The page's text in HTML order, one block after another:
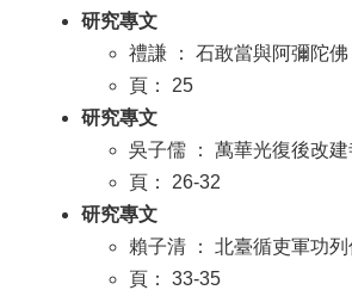
研究專文
禮謙 ： 石敢當與阿彌陀佛
頁： 25
研究專文
吳子儒 ： 萬華光復後改
頁： 26-32
研究專文
賴子清 ： 北臺循吏軍功列
頁： 33-35